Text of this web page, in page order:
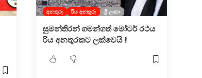
අනතුරු රිය අනතුරු ශ්‍රී ලංකා
සුමන්තිරන් ගමන්ගත් මෝටර් රථය
රිය අනතුරකට ලක්වෙයි !